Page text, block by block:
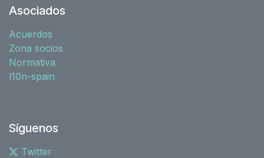
Asociados
Acuerdos
Zona socios
Normativa
l10n-spain
Síguenos
Twitter